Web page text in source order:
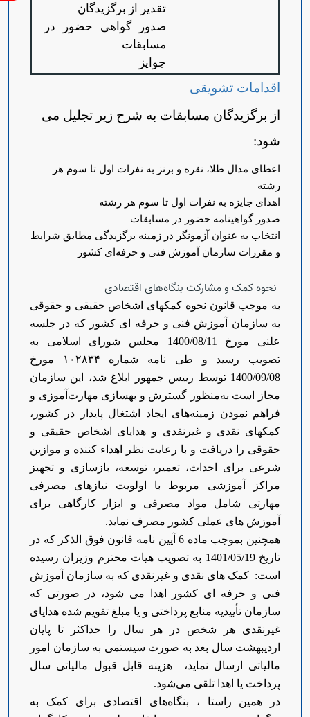
تقدیر از برگزیدگان
صدور گواهی حضور در
مسابقات
جوایز
اقدامات تشویقی
از برگزیدگان مسابقات به شرح زیر تجلیل می
شود:
اعطای مدال طلا، نقره و برنز به نفرات اول تا سوم هر
رشته
اهدای جایزه به نفرات اول تا سوم هر رشته
صدور گواهینامه حضور در مسابقات
انتخاب به عنوان آزمونگر در زمینه برگزیدگی مطابق شرایط
و مقررات سازمان آموزش فنی و حرفه‌ای کشور
نحوه کمک و مشارکت بنگاه‌های اقتصادی
به موجب قانون نحوه کمکهای اشخاص حقیقی و حقوقی
به سازمان آموزش فنی و حرفه ای کشور که در جلسه
علنی مورخ 1400/08/11 مجلس شورای اسلامی به
تصویب رسید و طی نامه شماره ۱۰۲۸۳۴ مورخ
1400/09/08 توسط رییس جمهور ابلاغ شد، این سازمان
مجاز است به‌منظور گسترش و بهسازی مهارت‌آموزی و
فراهم نمودن زمینه‌های ایجاد اشتغال پایدار در کشور،
کمکهای نقدی و غیرنقدی و هدایای اشخاص حقیقی و
حقوقی را دریافت و با رعایت نظر اهداء کننده و موازین
شرعی برای احداث، تعمیر، توسعه، بازسازی و تجهیز
مراکز آموزشی مربوط با اولویت نیازهای مصرفی
مهارتی شامل مواد مصرفی و ابزار کارگاهی برای
آموزش های عملی کشور مصرف نماید.
همچنین بموجب ماده 6 آیین نامه قانون فوق الذکر که در
تاریخ 1401/05/19 به تصویب هیات محترم وزیران رسیده
است: کمک های نقدی و غیرنقدی که به سازمان آموزش
فنی و حرفه ای کشور اهدا می شود، در صورتی که
سازمان تأییدیه منابع پرداختی و یا مبلغ تقویم شده هدایای
غیرنقدی هر شخص در هر سال را حداکثر تا پایان
اردیبهشت سال بعد به صورت سیستمی به سازمان امور
مالیاتی ارسال نماید، هزینه قابل قبول مالیاتی سال
پرداخت یا اهدا تلقی می‌شود.
در همین راستا ، بنگاه‌های اقتصادی برای کمک به